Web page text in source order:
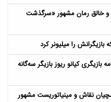
و خالق رمان مشهور «سرگذشت
بازیگری کیانو ریوز بازیگر سه‌گانه
نقاش و مینیاتوریست مشهور